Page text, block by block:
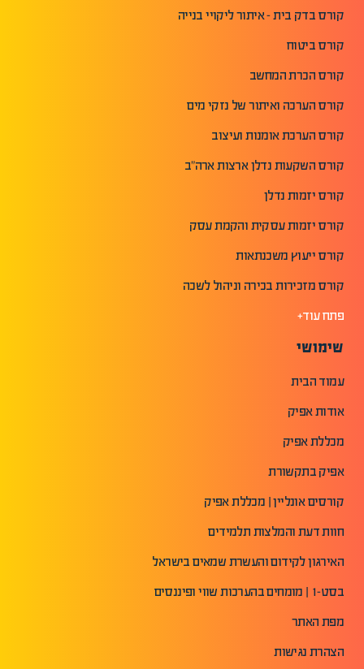
קורס בדק בית - איתור ליקויי בנייה
קורס ביטוח
קורס הכרת המחשב
קורס הערכה ואיתור של נזקי מים
קורס הערכת אומנות ועיצוב
קורס השקעות נדלן ארצות ארה"ב
קורס יזמות נדלן
קורס יזמות עסקית והקמת עסק
קורס ייעוץ משכנתאות
קורס מזכירות בכירה וניהול לשכה
פתח עוד+
שימושי
עמוד הבית
אודות אפיק
מכללת אפיק
אפיק בתקשורת
קורסים אונליין | מכללת אפיק
חוות דעת והמלצות תלמידים
האירגון לקידום והעשרת שמאים בישראל
בסט-1 | מומחים בהערכות שווי ופיננסים
מפת האתר
הצהרת נגישות